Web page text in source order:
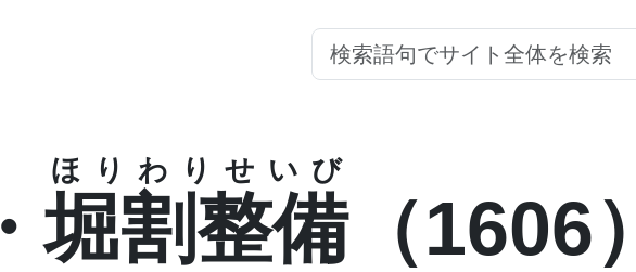
・堀割整備
ほりわりせいび
（1606